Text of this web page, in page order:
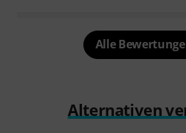
Alle
Alternativen